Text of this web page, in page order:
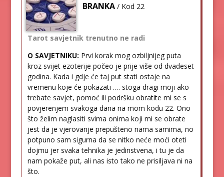
BRANKA / Kod 22
Tarot savjetnik trenutno ne radi
O SAVJETNIKU: Prvi korak mog ozbiljnijeg puta
kroz svijet ezoterije počeo je prije više od dvadeset
godina. Kada i gdje će taj put stati ostaje na
vremenu koje će pokazati …. stoga dragi moji ako
trebate savjet, pomoć ili podršku obratite mi se s
povjerenjem svakoga dana na mom kodu 22. Ono
što želim naglasiti svima onima koji mi se obrate
jest da je vjerovanje prepušteno nama samima, no
potpuno sam sigurna da se nitko neće moći oteti
dojmu jer svaka tehnika je jedinstvena, i tu je da
nam pokaže put, ali nas isto tako ne prisiljava ni na
što.